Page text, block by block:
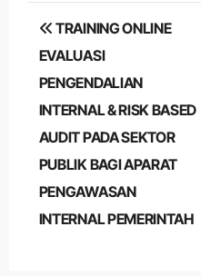
Post
navigation
TRAINING ONLINE
EVALUASI
PENGENDALIAN
INTERNAL & RISK BASED
AUDIT PADA SEKTOR
PUBLIK BAGI APARAT
PENGAWASAN
INTERNAL PEMERINTAH